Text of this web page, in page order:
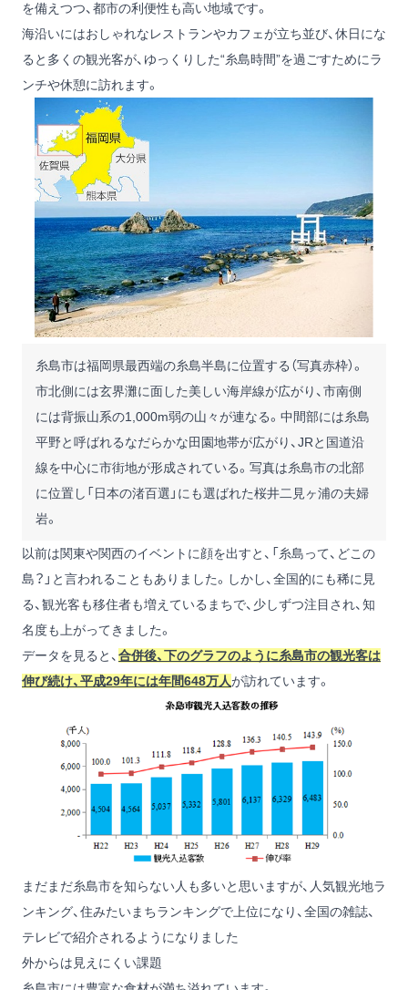
を備えつつ、都市の利便性も高い地域です。
海沿いにはおしゃれなレストランやカフェが立ち並び、休日にな
ると多くの観光客が、ゆっくりした“糸島時間”を過ごすためにラ
ンチや休憩に訪れます。
糸島市は福岡県最西端の糸島半島に位置する（写真赤枠）。
市北側には玄界灘に面した美しい海岸線が広がり、市南側
には背振山系の1,000m弱の山々が連なる。中間部には糸島
平野と呼ばれるなだらかな田園地帯が広がり、JRと国道沿
線を中心に市街地が形成されている。写真は糸島市の北部
に位置し「日本の渚百選」にも選ばれた桜井二見ヶ浦の夫婦
岩。
以前は関東や関西のイベントに顔を出すと、「糸島って、どこの
島？」と言われることもありました。しかし、全国的にも稀に見
る、観光客も移住者も増えているまちで、少しずつ注目され、知
名度も上がってきました。
データを見ると、 合併後、下のグラフのように糸島市の観光客は
伸び続け、平成29年には年間648万人が訪れています。
まだまだ糸島市を知らない人も多いと思いますが、人気観光地ラ
ンキング、住みたいまちランキングで上位になり、全国の雑誌、
テレビで紹介されるようになりました
外からは見えにくい課題